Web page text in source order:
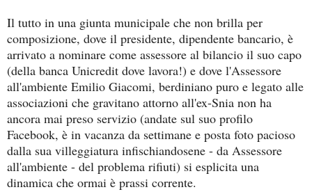
Il tutto in una giunta municipale che non brilla per
composizione, dove il presidente, dipendente bancario, è
arrivato a nominare come assessore al bilancio il suo capo
(della banca Unicredit dove lavora!) e dove l'Assessore
all'ambiente Emilio Giacomi, berdiniano puro e legato alle
associazioni che gravitano attorno all'ex-Snia non ha
ancora mai preso servizio (andate sul suo profilo
Facebook, è in vacanza da settimane e posta foto pacioso
dalla sua villeggiatura infischiandosene - da Assessore
all'ambiente - del problema rifiuti) si esplicita una
dinamica che ormai è prassi corrente.